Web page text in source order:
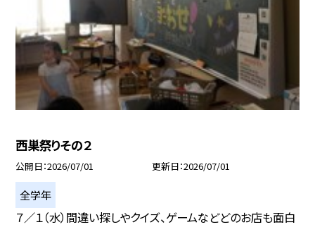
西巣祭りその２
公開日 2026/07/01 更新日 2026/07/01
全学年
７／１（水）間違い探しやクイズ、ゲームなどどのお店も面白